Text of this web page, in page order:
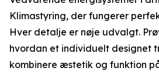
Klimastyring, der fungerer
Hver detalje er nøje udvalgt.
hvordan et individuelt designet
kombinere æstetik og funktion